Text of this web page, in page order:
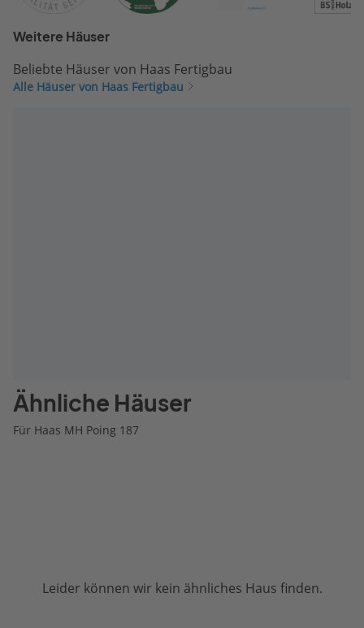
Weitere Häuser
Beliebte Häuser von Haas Fertigbau
Alle Häuser von Haas Fertigbau
Ähnliche Häuser
Für Haas MH Poing 187
Leider können wir kein ähnliches Haus finden.